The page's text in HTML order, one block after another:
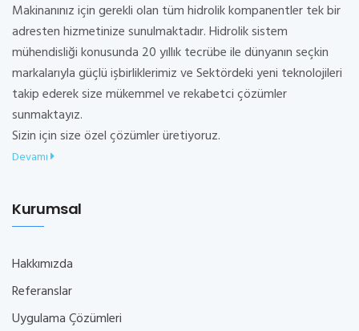
Makinanınız için gerekli olan tüm hidrolik kompanentler tek bir
adresten hizmetinize sunulmaktadır. Hidrolik sistem
mühendisliği konusunda 20 yıllık tecrübe ile dünyanın seçkin
markalarıyla güçlü işbirliklerimiz ve Sektördeki yeni teknolojileri
takip ederek size mükemmel ve rekabetci çözümler
sunmaktayız.
Sizin için size özel çözümler üretiyoruz.
Devamı
Kurumsal
Hakkımızda
Referanslar
Uygulama Çözümleri